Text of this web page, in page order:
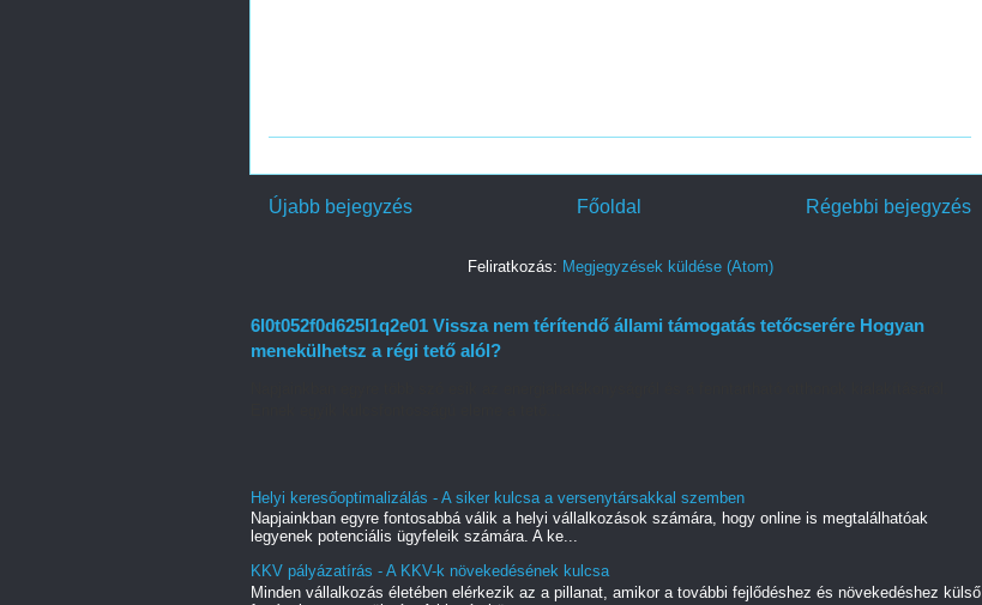
Újabb bejegyzés Régebbi bejegyzés
Főoldal
Feliratkozás: Megjegyzések küldése (Atom)
6l0t052f0d625l1q2e01 Vissza nem térítendő állami támogatás tetőcserére Hogyan
menekülhetsz a régi tető alól?
Helyi keresőoptimalizálás - A siker kulcsa a versenytársakkal szemben
Napjainkban egyre fontosabbá válik a helyi vállalkozások számára, hogy online is megtalálhatóak
legyenek potenciális ügyfeleik számára. A ke...
KKV pályázatírás - A KKV-k növekedésének kulcsa
Minden vállalkozás életében elérkezik az a pillanat, amikor a további fejlődéshez és növekedéshez külső